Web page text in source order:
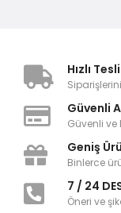
Hızlı
Güvenli
Güvenli
Geniş
Binlerce
7 / 24
Öneri ve